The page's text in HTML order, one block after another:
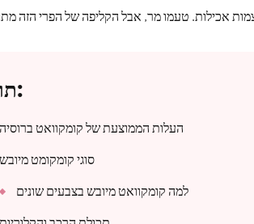
תוכן:
העלות הממוצעת של קומקוואט ברוסיה
סוגי קומקומט מיובש
למה קומקוואט מיובש בצבעים שונים